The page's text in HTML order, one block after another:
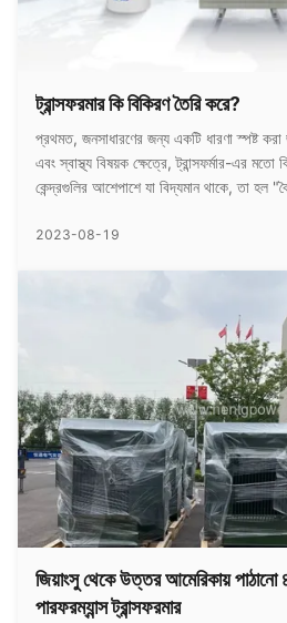
ট্রান্সফরমার কি বিকিরণ তৈরি করে?
প্রথমত, জনসাধারণের জন্য একটি ধারণা স্পষ্ট করা
এবং স্বাস্থ্য বিষয়ক ক্ষেত্রে, ট্রান্সফর্মার-এর
কেন্দ্রগুলির আশেপাশে যা বিদ্যমান থাকে, তা হল
2023-08-19
জিয়াংসু থেকে উত্তর আমেরিকায়
পারফরম্যান্স ট্রান্সফরমার